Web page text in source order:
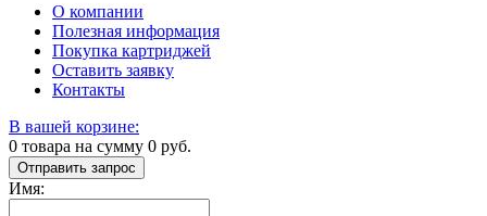
О компании
Полезная информация
Покупка картриджей
Оставить заявку
Контакты
В вашей корзине:
0 товара на сумму 0 руб.
Отправить запрос
Имя: